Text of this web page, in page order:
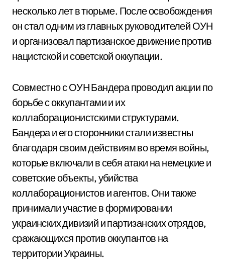
несколько лет в тюрьме. После освобождения
он стал одним из главных руководителей ОУН
и организовал партизанское движение против
нацистской и советской оккупации.
Совместно с ОУН Бандера проводил акции по
борьбе с оккупантами и их
коллаборационистскими структурами.
Бандера и его сторонники стали известны
благодаря своим действиям во время войны,
которые включали в себя атаки на немецкие и
советские объекты, убийства
коллаборационистов и агентов. Они также
принимали участие в формировании
украинских дивизий и партизанских отрядов,
сражающихся против оккупантов на
территории Украины.